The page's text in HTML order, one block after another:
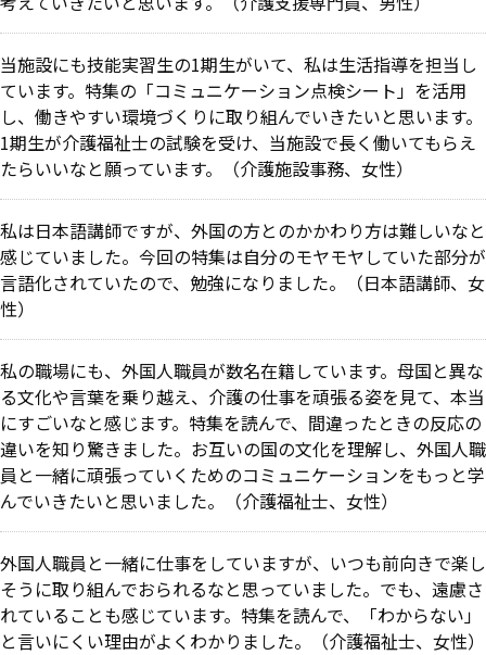
当施設にも技能実習生の1期生がいて、私は生活指導を担当し
ています。特集の「コミュニケーション点検シート」を活用
し、働きやすい環境づくりに取り組んでいきたいと思います。
1期生が介護福祉士の試験を受け、当施設で長く働いてもらえ
たらいいなと願っています。（介護施設事務、女性）
私は日本語講師ですが、外国の方とのかかわり方は難しいなと
感じていました。今回の特集は自分のモヤモヤしていた部分が
言語化されていたので、勉強になりました。（日本語講師、女
性）
私の職場にも、外国人職員が数名在籍しています。母国と異な
る文化や言葉を乗り越え、介護の仕事を頑張る姿を見て、本当
にすごいなと感じます。特集を読んで、間違ったときの反応の
違いを知り驚きました。お互いの国の文化を理解し、外国人職
員と一緒に頑張っていくためのコミュニケーションをもっと学
んでいきたいと思いました。（介護福祉士、女性）
外国人職員と一緒に仕事をしていますが、いつも前向きで楽し
そうに取り組んでおられるなと思っていました。でも、遠慮さ
れていることも感じています。特集を読んで、「わからない」
と言いにくい理由がよくわかりました。（介護福祉士、女性）